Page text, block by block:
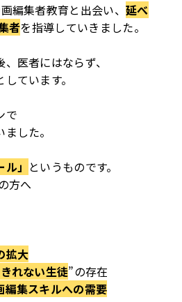
編集者教育と出会い、延べ
者を指導していきました。
医者にはならず、
ています。
で
した。
」 というものです。
方へ
拡大
れない生徒”の存在
編集スキルへの需要